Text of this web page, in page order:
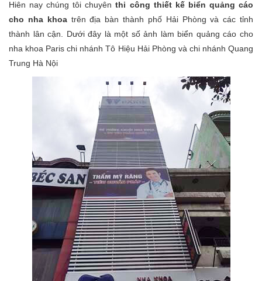
Hiên nay chúng tôi chuyênthi công thiết kế biển quảng cáo
cho nha khoatrên địa bàn thành phố Hải Phòng và các tỉnh
thành lân cận. Dưới đây là một số ảnh làm biển quảng cáo cho
nha khoa Paris chi nhánh Tô Hiệu Hải Phòng và chi nhánh Quang
Trung Hà Nội